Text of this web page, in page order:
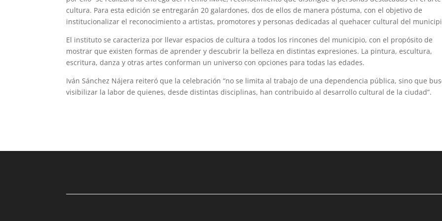
cultura. Para esta edición se entregarán 20 galardones, dos de ellos de manera póstuma, con el objetivo de
institucionalizar el reconocimiento a artistas, promotores y personas dedicadas al quehacer cultural del
El instituto se caracteriza por llevar espacios de cultura a todos los rincones del municipio, con el propósito de
mostrar que existen formas de aprender y descubrir la belleza en distintas expresiones. La pintura, escultura,
escritura, danza y otras artes conforman un universo con opciones para todas las edades.
Iván Sánchez Nájera reiteró que la celebración “no se limita al trabajo de una dependencia pública, sino que
visibilizar la labor de quienes, desde distintas disciplinas, han contribuido al desarrollo cultural de la ciudad”.